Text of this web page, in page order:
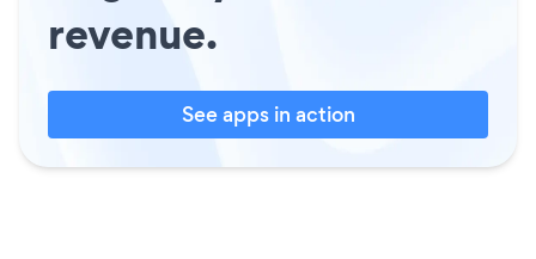
revenue.
See apps in action